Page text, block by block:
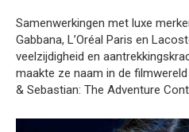
Samenwerkingen met luxe
Gabbana, L’Oréal Paris en
veelzijdigheid en
maakte ze naam in de
& Sebastian: The Adventure